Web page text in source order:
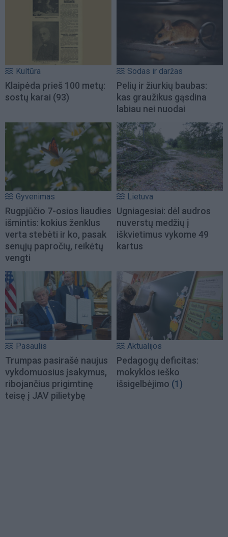
Kultūra
Klaipėda prieš 100 metų:
sostų karai (93)
Sodas ir daržas
Pelių ir žiurkių baubas:
kas graužikus gąsdina
labiau nei nuodai
Gyvenimas
Rugpjūčio 7-osios liaudies
išmintis: kokius ženklus
verta stebėti ir ko, pasak
senųjų papročių, reikėtų
vengti
Lietuva
Ugniagesiai: dėl audros
nuverstų medžių į
iškvietimus vykome 49
kartus
Pasaulis
Trumpas pasirašė naujus
vykdomuosius įsakymus,
ribojančius prigimtinę
teisę į JAV pilietybę
Aktualijos
Pedagogų deficitas:
mokyklos ieško
išsigelbėjimo (1)